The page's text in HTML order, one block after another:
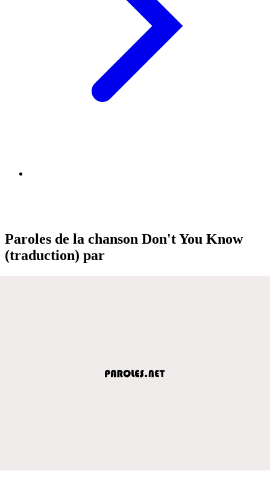
Paroles de la chanson Don't You Know
(traduction) par